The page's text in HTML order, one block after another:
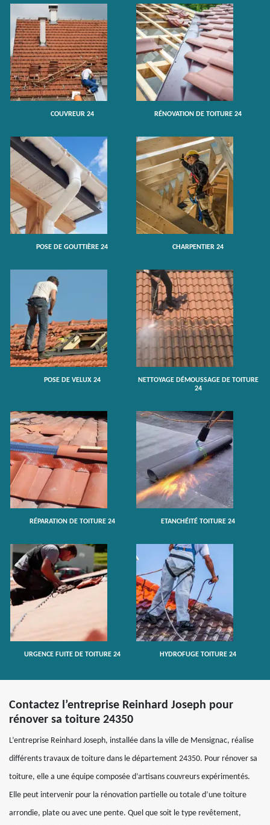
COUVREUR 24 RÉNOVATION DE TOITURE 24
POSE DE GOUTTIÈRE 24 CHARPENTIER 24
POSE DE VELUX 24
NETTOYAGE DÉMOUSSAGE DE TOITURE
24
RÉPARATION DE TOITURE 24 ETANCHÉITÉ TOITURE 24
URGENCE FUITE DE TOITURE 24 HYDROFUGE TOITURE 24
Contactez l’entreprise Reinhard Joseph pour
rénover sa toiture 24350
L’entreprise Reinhard Joseph, installée dans la ville de Mensignac, réalise
différents travaux de toiture dans le département 24350. Pour rénover sa
toiture, elle a une équipe composée d’artisans couvreurs expérimentés.
Elle peut intervenir pour la rénovation partielle ou totale d’une toiture
arrondie, plate ou avec une pente. Quel que soit le type revêtement,